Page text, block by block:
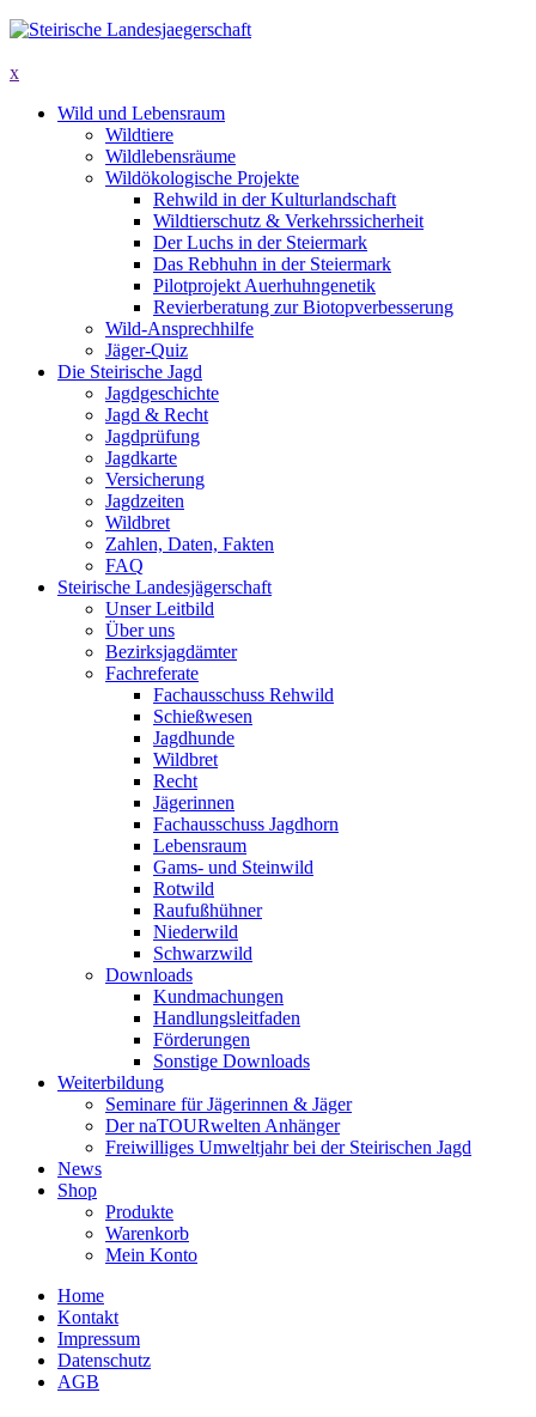
x
Wild und Lebensraum
Wildtiere
Wildlebensräume
Wildökologische Projekte
Rehwild in der Kulturlandschaft
Wildtierschutz & Verkehrssicherheit
Der Luchs in der Steiermark
Das Rebhuhn in der Steiermark
Pilotprojekt Auerhuhngenetik
Revierberatung zur Biotopverbesserung
Wild-Ansprechhilfe
Jäger-Quiz
Die Steirische Jagd
Jagdgeschichte
Jagd & Recht
Jagdprüfung
Jagdkarte
Versicherung
Jagdzeiten
Wildbret
Zahlen, Daten, Fakten
FAQ
Steirische Landesjägerschaft
Unser Leitbild
Über uns
Bezirksjagdämter
Fachreferate
Fachausschuss Rehwild
Schießwesen
Jagdhunde
Wildbret
Recht
Jägerinnen
Fachausschuss Jagdhorn
Lebensraum
Gams- und Steinwild
Rotwild
Raufußhühner
Niederwild
Schwarzwild
Downloads
Kundmachungen
Handlungsleitfaden
Förderungen
Sonstige Downloads
Weiterbildung
Seminare für Jägerinnen & Jäger
Der naTOURwelten Anhänger
Freiwilliges Umweltjahr bei der Steirischen Jagd
News
Shop
Produkte
Warenkorb
Mein Konto
Home
Kontakt
Impressum
Datenschutz
AGB